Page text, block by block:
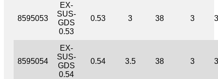
8595053
EX-
SUS-
GDS
0.53
0.53 3 38 3
8595054
EX-
SUS-
GDS
0.54
0.54 3.5 38 3